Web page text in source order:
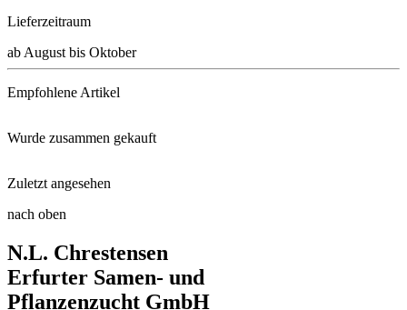
Lieferzeitraum
ab August bis Oktober
Empfohlene Artikel
Wurde zusammen gekauft
Winterharter Feigenkaktus Apri ...
Winterharter Feigenkaktus Chry ...
Zuletzt angesehen
Winterharter Freilandkaktus
nach oben
N.L. Chrestensen
Erfurter Samen- und
Pflanzenzucht GmbH